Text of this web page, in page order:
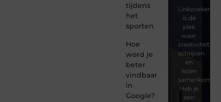
tijdens
het
sporten
Hoe
word je
beter
vindbaar
in
Google?
is dé
plek
waar
creativiteit,
schrijven
en
lezen
samenkomen.
Heb je
een